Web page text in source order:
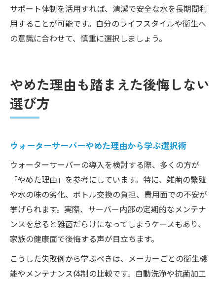
サポート体制を活用すれば、清潔で安全な水を長期間利
用することが可能です。自分のライフスタイルや衛生へ
の意識に合わせて、慎重に選択しましょう。
やめた理由も踏まえた後悔しない
選び方
ウォーターサーバーやめた理由から学ぶ選択術
ウォーターサーバーの導入を検討する際、多くの方が
「やめた理由」を参考にしています。特に、雑菌の繁殖
や水の味の劣化、ボトル交換の負担、費用面での不安が
挙げられます。実際、サーバー内部の定期的なメンテナ
ンスを怠ると雑菌だらけになってしまうケースもあり、
家族の健康面で後悔する声が目立ちます。
こうした失敗例から学ぶべきは、メーカーごとの衛生機
能やメンテナンス体制の比較です。自動洗浄や抗菌加工